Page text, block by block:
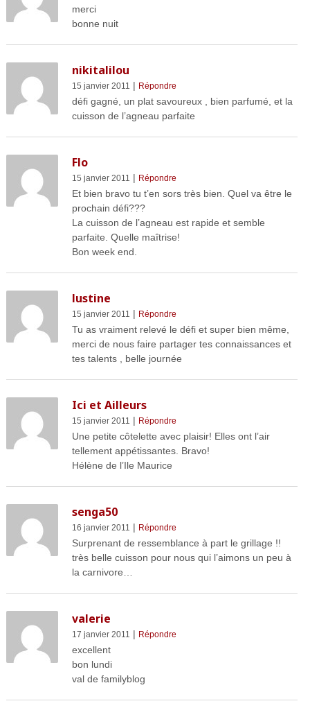
merci
bonne nuit
nikitalilou
15 janvier 2011 | Répondre
défi gagné, un plat savoureux , bien parfumé, et la
cuisson de l’agneau parfaite
Flo
15 janvier 2011 | Répondre
Et bien bravo tu t’en sors très bien. Quel va être le
prochain défi???
La cuisson de l’agneau est rapide et semble
parfaite. Quelle maîtrise!
Bon week end.
lustine
15 janvier 2011 | Répondre
Tu as vraiment relevé le défi et super bien même,
merci de nous faire partager tes connaissances et
tes talents , belle journée
Ici et Ailleurs
15 janvier 2011 | Répondre
Une petite côtelette avec plaisir! Elles ont l’air
tellement appétissantes. Bravo!
Hélène de l’Ile Maurice
senga50
16 janvier 2011 | Répondre
Surprenant de ressemblance à part le grillage !!
très belle cuisson pour nous qui l’aimons un peu à
la carnivore…
valerie
17 janvier 2011 | Répondre
excellent
bon lundi
val de familyblog